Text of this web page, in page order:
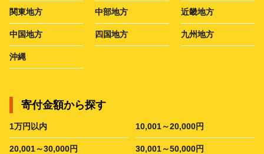
関東地方 中部地方 近畿地方
中国地方 四国地方 九州地方
沖縄
寄付金額から探す
1万円以内 10,001～20,000円
20,001～30,000円 30,001～50,000円